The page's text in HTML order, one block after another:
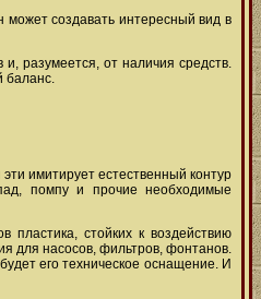
создавать интересный вид в
и, разумеется, от наличия средств.
баланс.
имитирует естественный контур
помпу и прочие необходимые
стойких к воздействию
для насосов, фильтров, фонтанов.
его техническое оснащение. И